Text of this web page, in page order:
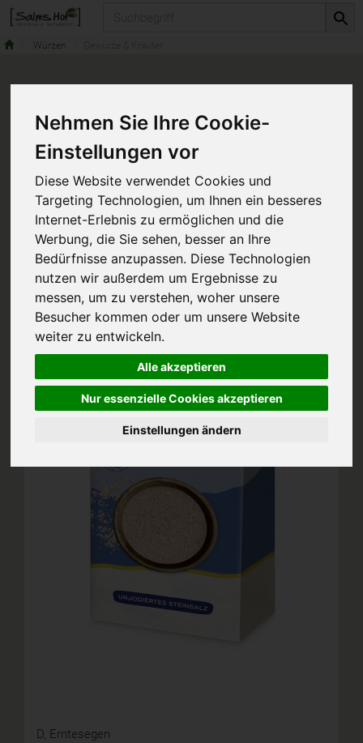
Nehmen Sie Ihre Cookie-
Einstellungen vor
Diese Website verwendet Cookies und
Targeting Technologien, um Ihnen ein besseres
Internet-Erlebnis zu ermöglichen und die
Werbung, die Sie sehen, besser an Ihre
Bedürfnisse anzupassen. Diese Technologien
nutzen wir außerdem um Ergebnisse zu
messen, um zu verstehen, woher unsere
Besucher kommen oder um unsere Website
weiter zu entwickeln.
Alle akzeptieren
Nur essenzielle Cookies akzeptieren
Einstellungen ändern
Würzen
D, Erntesegen